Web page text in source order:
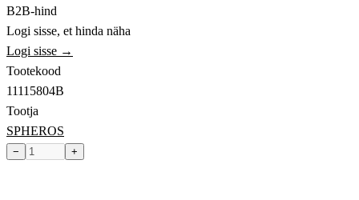
B2B-hind
Logi sisse, et hinda näha
Logi sisse →
Tootekood
11115804B
Tootja
SPHEROS
− +